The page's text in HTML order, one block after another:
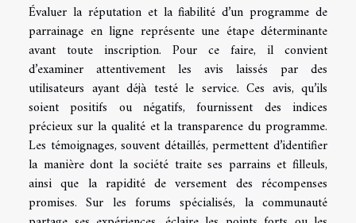
Évaluer la réputation et la fiabilité d’un programme de
parrainage en ligne représente une étape déterminante
avant toute inscription. Pour ce faire, il convient
d’examiner attentivement les avis laissés par des
utilisateurs ayant déjà testé le service. Ces avis, qu’ils
soient positifs ou négatifs, fournissent des indices
précieux sur la qualité et la transparence du programme.
Les témoignages, souvent détaillés, permettent d’identifier
la manière dont la société traite ses parrains et filleuls,
ainsi que la rapidité de versement des récompenses
promises. Sur les forums spécialisés, la communauté